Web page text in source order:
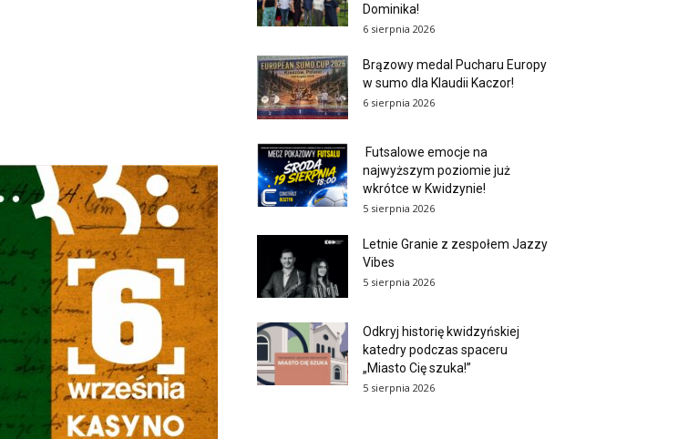
Dominika!
6 sierpnia 2026
Brązowy medal Pucharu Europy
w sumo dla Klaudii Kaczor!
6 sierpnia 2026
Futsalowe emocje na
najwyższym poziomie już
wkrótce w Kwidzynie!
5 sierpnia 2026
Letnie Granie z zespołem Jazzy
Vibes
5 sierpnia 2026
Odkryj historię kwidzyńskiej
katedry podczas spaceru
„Miasto Cię szuka!”
5 sierpnia 2026